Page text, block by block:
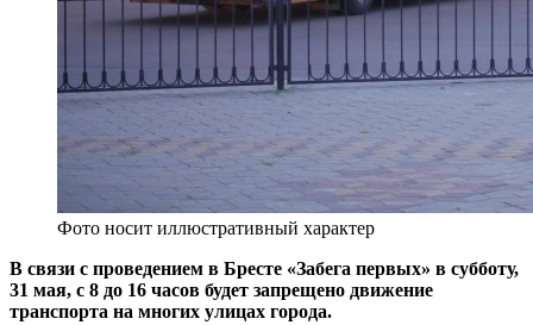
Фото носит иллюстративный характер
В связи с проведением в Бресте «Забега первых» в субботу,
31 мая, с 8 до 16 часов будет запрещено движение
транспорта на многих улицах города.